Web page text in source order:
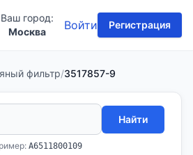
Ваш город:
Москва
Войти Регистрация
фильтр/3517857-9
Найти
A6511800109